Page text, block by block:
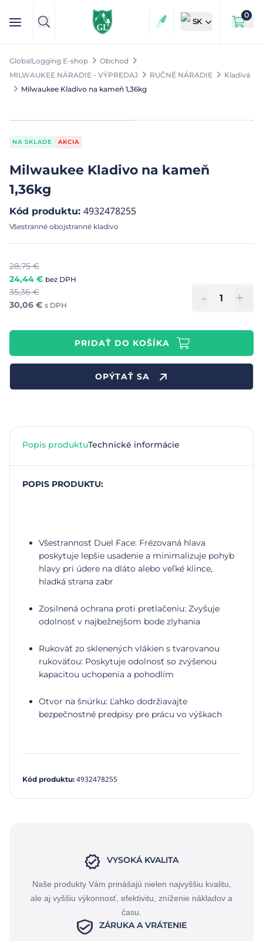
SK
0
GlobalLogging E-shop
Obchod
MILWAUKEE NÁRADIE - VÝPREDAJ
RUČNÉ NÁRADIE
Kladivá
Milwaukee Kladivo na kameň 1,36kg
NA SKLADE AKCIA
Milwaukee Kladivo na kameň
1,36kg
Kód produktu: 4932478255
Všestranné obojstranné kladivo
28,75€
24,44 € bez DPH
35,36€
30,06 € s DPH - +
PRIDAŤ DO KOŠÍKA
OPÝTAŤ SA
Popis produktuTechnické informácie
POPIS PRODUKTU:
Všestrannosť Duel Face: Frézovaná hlava
poskytuje lepšie usadenie a minimalizuje pohyb
hlavy pri údere na dláto alebo veľké klince,
hladká strana zabr
Zosilnená ochrana proti pretlačeniu: Zvyšuje
odolnosť v najbežnejšom bode zlyhania
Rukoväť zo sklenených vlákien s tvarovanou
rukoväťou: Poskytuje odolnosť so zvýšenou
kapacitou uchopenia a pohodlím
Otvor na šnúrku: Ľahko dodržiavajte
bezpečnostné predpisy pre prácu vo výškach
Kód produktu: 4932478255
VYSOKÁ KVALITA
Naše produkty Vám prinášajú nielen najvyššiu kvalitu,
ale aj vyššiu výkonnosť, efektivitu, zníženie nákladov a
času.
ZÁRUKA A VRÁTENIE